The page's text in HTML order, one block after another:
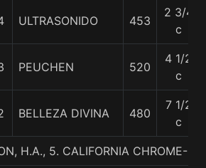
ULTRASONIDO 453
2 3/4
c
PEUCHEN 520
4 1/2
c
BELLEZA DIVINA 480
7 1/2
c
H.A., 5. CALIFORNIA CHROME-